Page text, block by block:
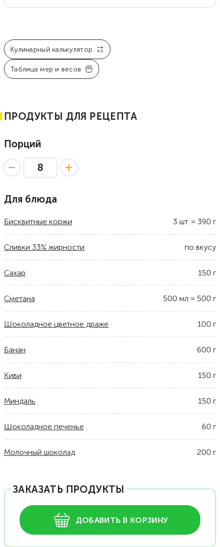
Кулинарный калькулятор
Таблица мер и весов
ПРОДУКТЫ ДЛЯ РЕЦЕПТА
Порций
Для блюда
Бисквитные коржи 3 шт. = 390 г
Сливки 33% жирности по вкусу
Сахар 150 г
Сметана 500 мл = 500 г
Шоколадное цветное драже 100 г
Банан 600 г
Киви 150 г
Миндаль 150 г
Шоколадное печенье 60 г
Молочный шоколад 200 г
ЗАКАЗАТЬ ПРОДУКТЫ
ДОБАВИТЬ В КОРЗИНУ